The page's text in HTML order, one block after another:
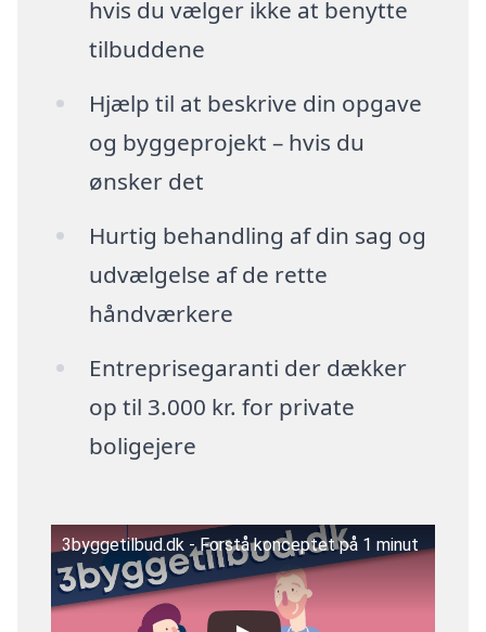
hvis du vælger ikke at benytte
tilbuddene
Hjælp til at beskrive din opgave
og byggeprojekt – hvis du
ønsker det
Hurtig behandling af din sag og
udvælgelse af de rette
håndværkere
Entreprisegaranti der dækker
op til 3.000 kr. for private
boligejere
3byggetilbud.dk - Forstå konceptet på 1 minut